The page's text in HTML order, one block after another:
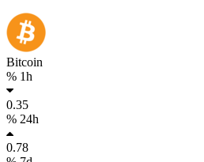
Bitcoin
% 1h
0.35
% 24h
0.78